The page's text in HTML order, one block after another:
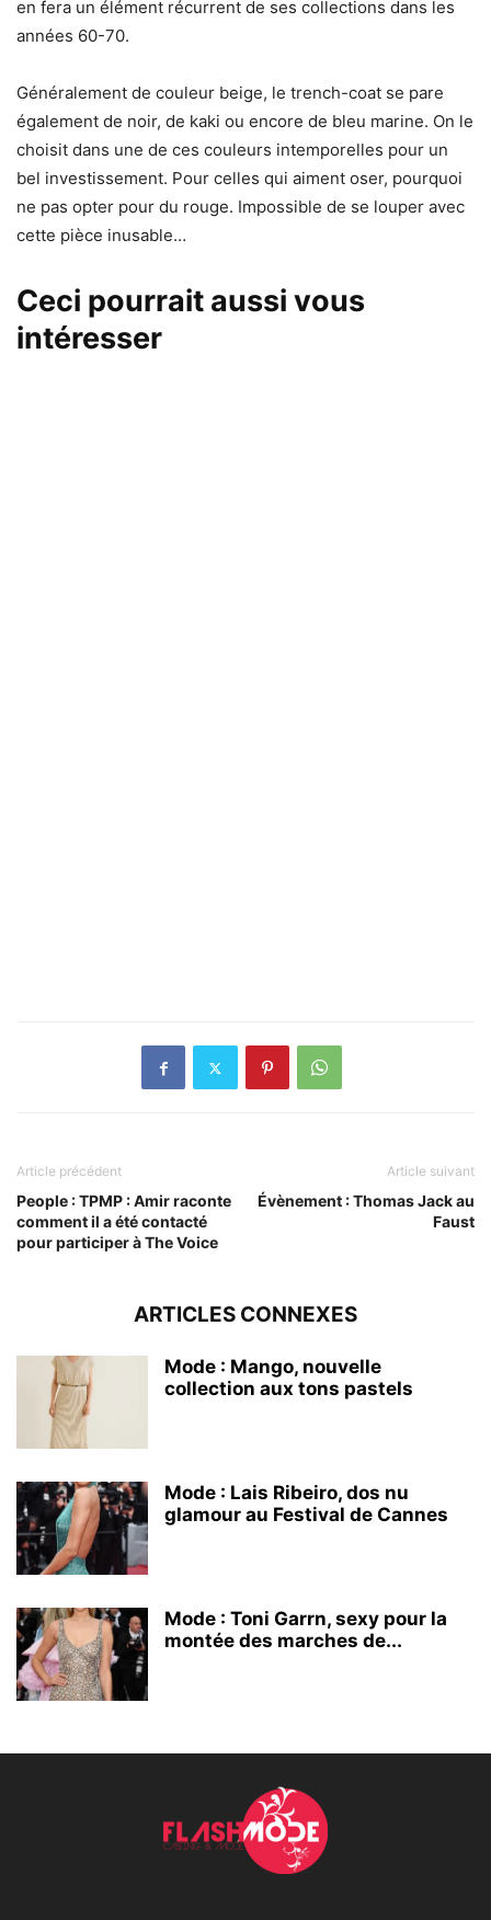
en fera un élément récurrent de ses collections dans les
années 60-70.
Généralement de couleur beige, le trench-coat se pare
également de noir, de kaki ou encore de bleu marine. On le
choisit dans une de ces couleurs intemporelles pour un
bel investissement. Pour celles qui aiment oser, pourquoi
ne pas opter pour du rouge. Impossible de se louper avec
cette pièce inusable…
Ceci pourrait aussi vous
intéresser
Article précédent
People : TPMP : Amir raconte
comment il a été contacté
pour participer à The Voice
Article suivant
Évènement : Thomas Jack au
Faust
ARTICLES CONNEXES
Mode : Mango, nouvelle
collection aux tons pastels
Mode : Lais Ribeiro, dos nu
glamour au Festival de Cannes
Mode : Toni Garrn, sexy pour la
montée des marches de...